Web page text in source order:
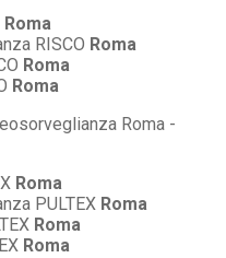
Roma
RISCO Roma
Roma
Roma
Roma
PULTEX Roma
Roma
Roma